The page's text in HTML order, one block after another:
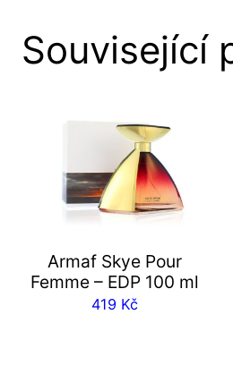
Související
Armaf Skye Pour
Femme – EDP 100 ml
419 Kč